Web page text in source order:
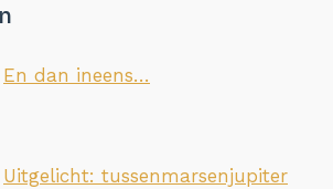
En dan ineens…
Uitgelicht: tussenmarsenjupiter